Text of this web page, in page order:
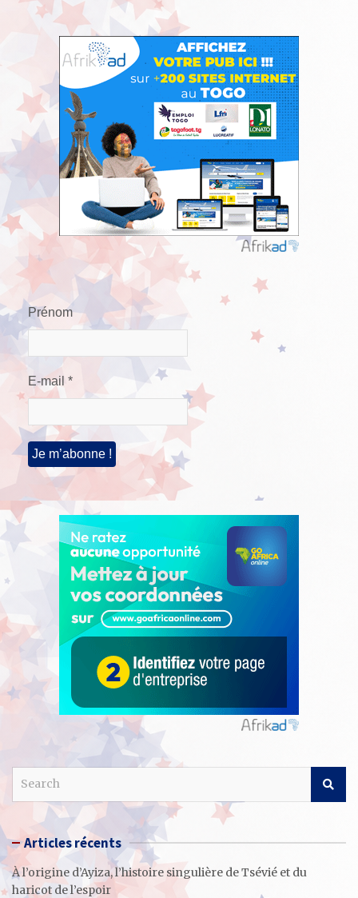
Prénom
E-mail *
c
h
Articles récents
À l’origine d’Ayiza, l’histoire singulière de Tsévié et du
haricot de l’espoir